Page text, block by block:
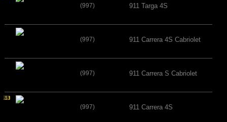
(997) 911 Targa 4S
(997) 911 Carrera 4S Cabriolet
(997) 911 Carrera S Cabriolet
(997) 911 Carrera 4S